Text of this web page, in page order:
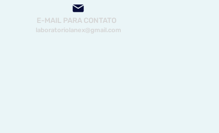
E-MAIL PARA CONTATO
laboratoriolanex@gmail.com